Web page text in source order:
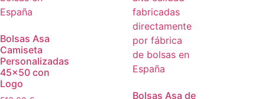
Bolsas Asa
Camiseta
Personalizadas
45×50 con
Logo
Bolsas Asa de